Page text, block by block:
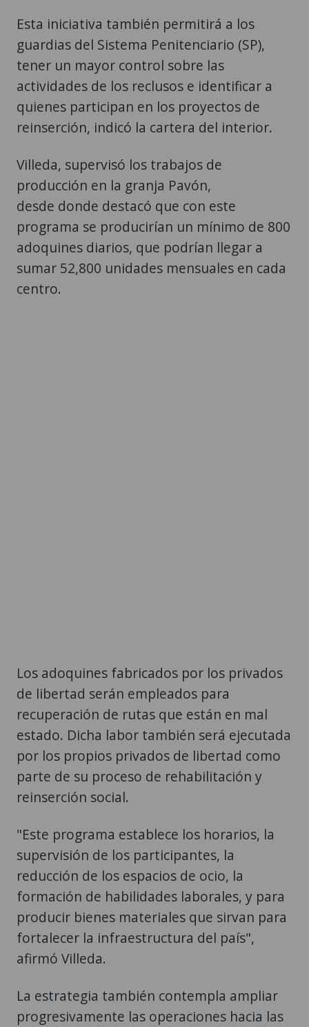
Esta iniciativa también permitirá a los
guardias del Sistema Penitenciario (SP),
tener un mayor control sobre las
actividades de los reclusos e identificar a
quienes participan en los proyectos de
reinserción, indicó la cartera del interior.
Villeda, supervisó los trabajos de
producción en la granja Pavón,
desde donde destacó que con este
programa se producirían un mínimo de 800
adoquines diarios, que podrían llegar a
sumar 52,800 unidades mensuales en cada
centro.
Los adoquines fabricados por los privados
de libertad serán empleados para
recuperación de rutas que están en mal
estado. Dicha labor también será ejecutada
por los propios privados de libertad como
parte de su proceso de rehabilitación y
reinserción social.
"Este programa establece los horarios, la
supervisión de los participantes, la
reducción de los espacios de ocio, la
formación de habilidades laborales, y para
producir bienes materiales que sirvan para
fortalecer la infraestructura del país",
afirmó Villeda.
La estrategia también contempla ampliar
progresivamente las operaciones hacia las